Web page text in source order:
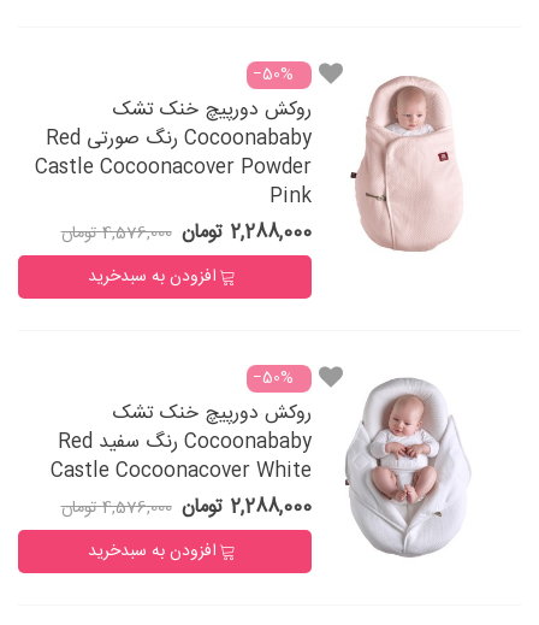
‎−50%
روکش دورپیچ خنک تشک
Cocoonababy رنگ صورتی Red
Castle Cocoonacover Powder
Pink
2,288,000 تومان
4,576,000 تومان
افزودن به سبدخرید
‎−50%
روکش دورپیچ خنک تشک
Cocoonababy رنگ سفید Red
Castle Cocoonacover White
2,288,000 تومان
4,576,000 تومان
افزودن به سبدخرید